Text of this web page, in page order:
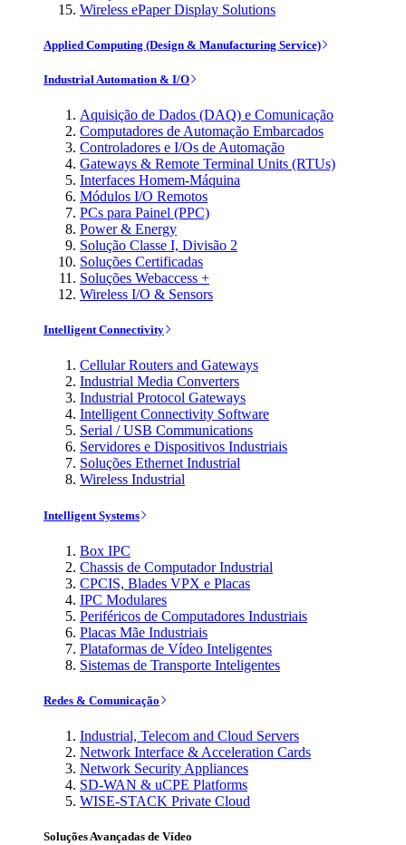
Wireless ePaper Display Solutions
Applied Computing (Design & Manufacturing Service)
Industrial Automation & I/O
Aquisição de Dados (DAQ) e Comunicação
Computadores de Automação Embarcados
Controladores e I/Os de Automação
Gateways & Remote Terminal Units (RTUs)
Interfaces Homem-Máquina
Módulos I/O Remotos
PCs para Painel (PPC)
Power & Energy
Solução Classe I, Divisão 2
Soluções Certificadas
Soluções Webaccess +
Wireless I/O & Sensors
Intelligent Connectivity
Cellular Routers and Gateways
Industrial Media Converters
Industrial Protocol Gateways
Intelligent Connectivity Software
Serial / USB Communications
Servidores e Dispositivos Industriais
Soluções Ethernet Industrial
Wireless Industrial
Intelligent Systems
Box IPC
Chassis de Computador Industrial
CPCIS, Blades VPX e Placas
IPC Modulares
Periféricos de Computadores Industriais
Placas Mãe Industriais
Plataformas de Vídeo Inteligentes
Sistemas de Transporte Inteligentes
Redes & Comunicação
Industrial, Telecom and Cloud Servers
Network Interface & Acceleration Cards
Network Security Appliances
SD-WAN & uCPE Platforms
WISE-STACK Private Cloud
Soluções Avançadas de Vídeo